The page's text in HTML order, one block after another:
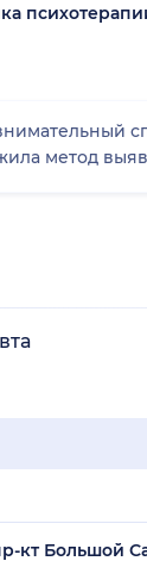
метод
кт Большой